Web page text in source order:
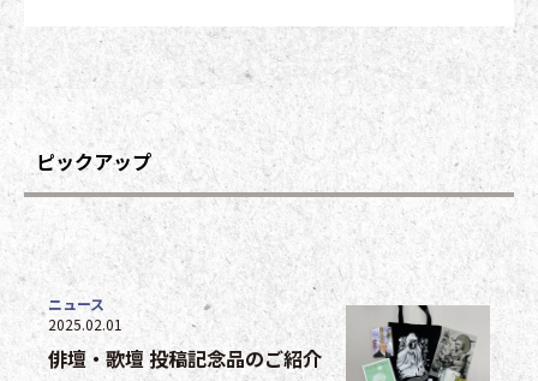
ピックアップ
俳壇・歌壇 投稿記念品のご紹介
ニュース
2025.02.01